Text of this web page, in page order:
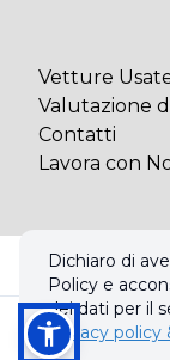
Vetture
Valutazione
Contatti
Lavora con
Dichiaro di
Policy e
dei dati per il
Privacy policy
© 2026